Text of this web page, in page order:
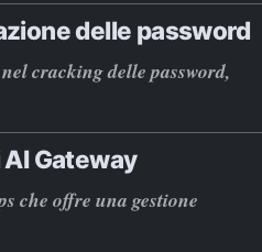
delle password
cracking delle password,
Gateway
che offre una gestione